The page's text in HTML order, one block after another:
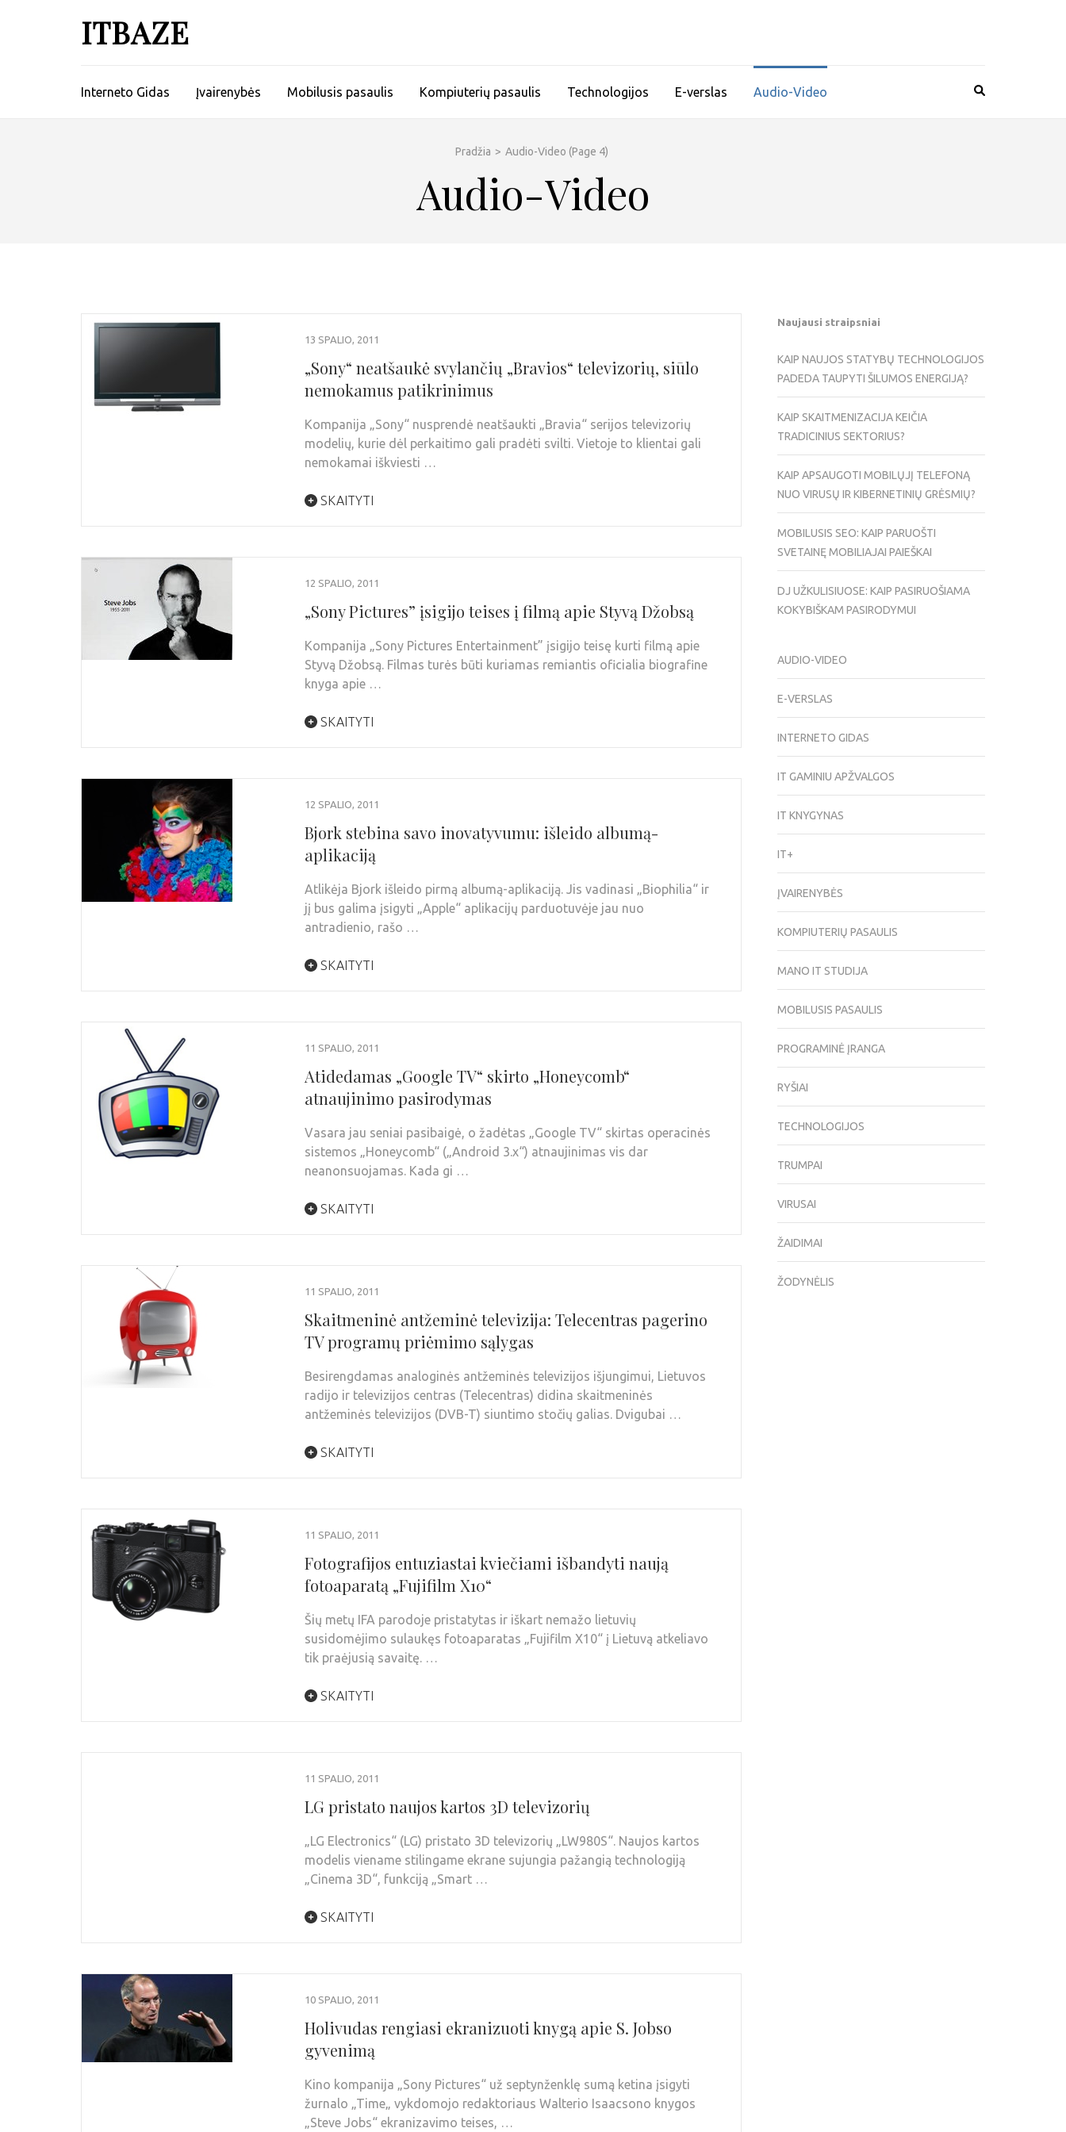
ITBAZE
Interneto Gidas Įvairenybės Mobilusis pasaulis Kompiuterių pasaulis Technologijos E-verslas Audio-Video
Pradžia > Audio-Video (Page 4)
Audio-Video
13 SPALIO, 2011
„Sony“ neatšaukė svylančių „Bravios“ televizorių, siūlo
nemokamus patikrinimus
Kompanija „Sony“ nusprendė neatšaukti „Bravia“ serijos televizorių
modelių, kurie dėl perkaitimo gali pradėti svilti. Vietoje to klientai gali
nemokamai iškviesti …
SKAITYTI
12 SPALIO, 2011
„Sony Pictures” įsigijo teises į filmą apie Styvą Džobsą
Kompanija „Sony Pictures Entertainment” įsigijo teisę kurti filmą apie
Styvą Džobsą. Filmas turės būti kuriamas remiantis oficialia biografine
knyga apie …
SKAITYTI
12 SPALIO, 2011
Bjork stebina savo inovatyvumu: išleido albumą-
aplikaciją
Atlikėja Bjork išleido pirmą albumą-aplikaciją. Jis vadinasi „Biophilia“ ir
jį bus galima įsigyti „Apple“ aplikacijų parduotuvėje jau nuo
antradienio, rašo …
SKAITYTI
11 SPALIO, 2011
Atidedamas „Google TV“ skirto „Honeycomb“
atnaujinimo pasirodymas
Vasara jau seniai pasibaigė, o žadėtas „Google TV“ skirtas operacinės
sistemos „Honeycomb“ („Android 3.x“) atnaujinimas vis dar
neanonsuojamas. Kada gi …
SKAITYTI
11 SPALIO, 2011
Skaitmeninė antžeminė televizija: Telecentras pagerino
TV programų priėmimo sąlygas
Besirengdamas analoginės antžeminės televizijos išjungimui, Lietuvos
radijo ir televizijos centras (Telecentras) didina skaitmeninės
antžeminės televizijos (DVB-T) siuntimo stočių galias. Dvigubai …
SKAITYTI
11 SPALIO, 2011
Fotografijos entuziastai kviečiami išbandyti naują
fotoaparatą „Fujifilm X10“
Šių metų IFA parodoje pristatytas ir iškart nemažo lietuvių
susidomėjimo sulaukęs fotoaparatas „Fujifilm X10“ į Lietuvą atkeliavo
tik praėjusią savaitę. …
SKAITYTI
11 SPALIO, 2011
LG pristato naujos kartos 3D televizorių
„LG Electronics“ (LG) pristato 3D televizorių „LW980S“. Naujos kartos
modelis viename stilingame ekrane sujungia pažangią technologiją
„Cinema 3D“, funkciją „Smart …
SKAITYTI
10 SPALIO, 2011
Holivudas rengiasi ekranizuoti knygą apie S. Jobso
gyvenimą
Kino kompanija „Sony Pictures“ už septynženklę sumą ketina įsigyti
žurnalo „Time„ vykdomojo redaktoriaus Walterio Isaacsono knygos
„Steve Jobs“ ekranizavimo teises, …
Naujausi straipsniai
KAIP NAUJOS STATYBŲ TECHNOLOGIJOS
PADEDA TAUPYTI ŠILUMOS ENERGIJĄ?
KAIP SKAITMENIZACIJA KEIČIA
TRADICINIUS SEKTORIUS?
KAIP APSAUGOTI MOBILŲJĮ TELEFONĄ
NUO VIRUSŲ IR KIBERNETINIŲ GRĖSMIŲ?
MOBILUSIS SEO: KAIP PARUOŠTI
SVETAINĘ MOBILIAJAI PAIEŠKAI
DJ UŽKULISIUOSE: KAIP PASIRUOŠIAMA
KOKYBIŠKAM PASIRODYMUI
AUDIO-VIDEO
E-VERSLAS
INTERNETO GIDAS
IT GAMINIU APŽVALGOS
IT KNYGYNAS
IT+
ĮVAIRENYBĖS
KOMPIUTERIŲ PASAULIS
MANO IT STUDIJA
MOBILUSIS PASAULIS
PROGRAMINĖ ĮRANGA
RYŠIAI
TECHNOLOGIJOS
TRUMPAI
VIRUSAI
ŽAIDIMAI
ŽODYNĖLIS